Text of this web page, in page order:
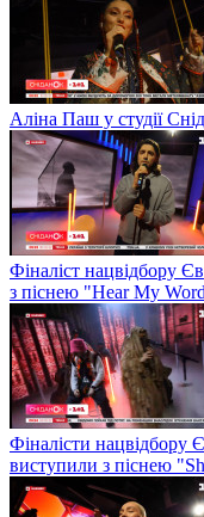
Аліна Паш у студії
Фіналіст нацвідбору
з піснею "Hear My
Фіналісти нацвідбору
виступили з піснею